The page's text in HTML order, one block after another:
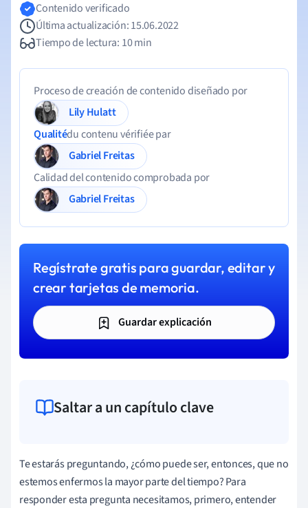
Contenido verificado
Última actualización: 15.06.2022
Tiempo de lectura: 10 min
Proceso de creación de contenido diseñado por
Lily Hulatt
Qualitédu contenu vérifiée par
Gabriel Freitas
Calidad del contenido comprobada por
Gabriel Freitas
Regístrate gratis para guardar, editar y
crear tarjetas de memoria.
Guardar explicación
Saltar a un capítulo clave
Te estarás preguntando, ¿cómo puede ser, entonces, que no
estemos enfermos la mayor parte del tiempo? Para
responder esta pregunta necesitamos, primero, entender